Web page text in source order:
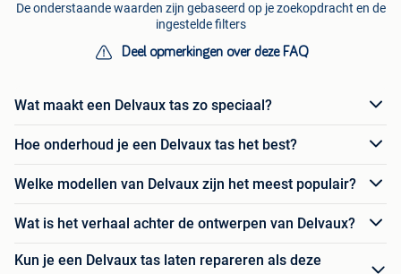
De onderstaande waarden zijn gebaseerd op je zoekopdracht en de
ingestelde filters
Deel opmerkingen over deze FAQ
Wat maakt een Delvaux tas zo speciaal?
Hoe onderhoud je een Delvaux tas het best?
Welke modellen van Delvaux zijn het meest populair?
Wat is het verhaal achter de ontwerpen van Delvaux?
Kun je een Delvaux tas laten repareren als deze